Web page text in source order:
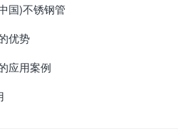
国)不锈钢管
优势
应用案例